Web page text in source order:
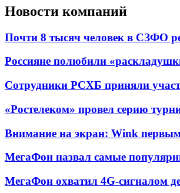
Новости компаний
Почти 8 тысяч человек в СЗФО
Россияне полюбили
Сотрудники РСХБ приняли
«Ростелеком» провел серию
Внимание на экран: Wink первым
МегаФон назвал самые
МегаФон охватил 4G-сигналом